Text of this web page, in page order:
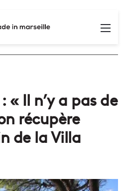
« Il n’y a pas de
récupère
de la Villa